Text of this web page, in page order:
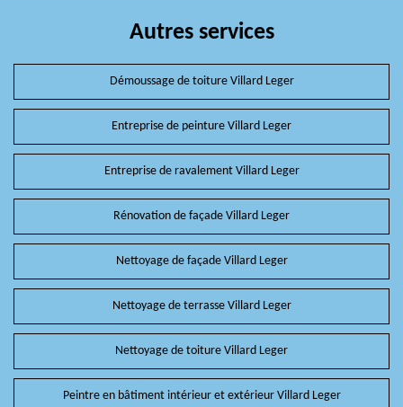
Autres services
Démoussage de toiture Villard Leger
Entreprise de peinture Villard Leger
Entreprise de ravalement Villard Leger
Rénovation de façade Villard Leger
Nettoyage de façade Villard Leger
Nettoyage de terrasse Villard Leger
Nettoyage de toiture Villard Leger
Peintre en bâtiment intérieur et extérieur Villard Leger